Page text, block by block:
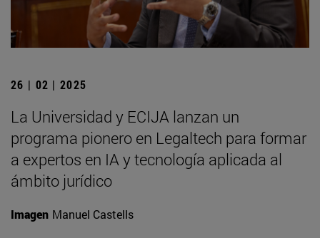
26 | 02 | 2025
La Universidad y ECIJA lanzan un
programa pionero en Legaltech para formar
a expertos en IA y tecnología aplicada al
ámbito jurídico
Imagen Manuel Castells